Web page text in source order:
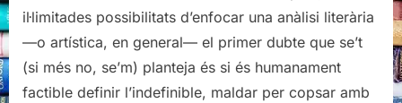
il·limitades possibilitats d’enfocar una anàlisi literària
—o artística, en general— el primer dubte que se’t
(si més no, se’m) planteja és si és humanament
factible definir l’indefinible, maldar per copsar amb